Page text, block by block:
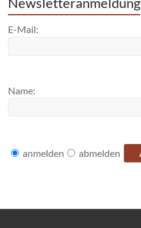
E-Mail:
Name:
anmelden abmelden